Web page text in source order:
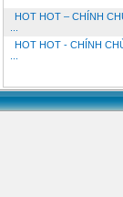
HOT HOT – CHÍNH
HOT HOT - CHÍNH